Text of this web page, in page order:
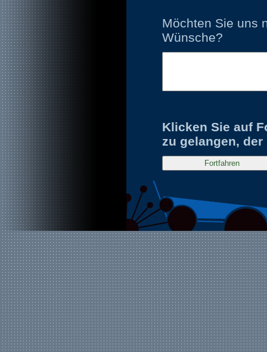
Möchten Sie uns
Wünsche?
Klicken Sie auf
zu gelangen,